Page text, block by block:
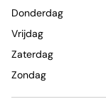
Donderdag
Vrijdag
Zaterdag
Zondag